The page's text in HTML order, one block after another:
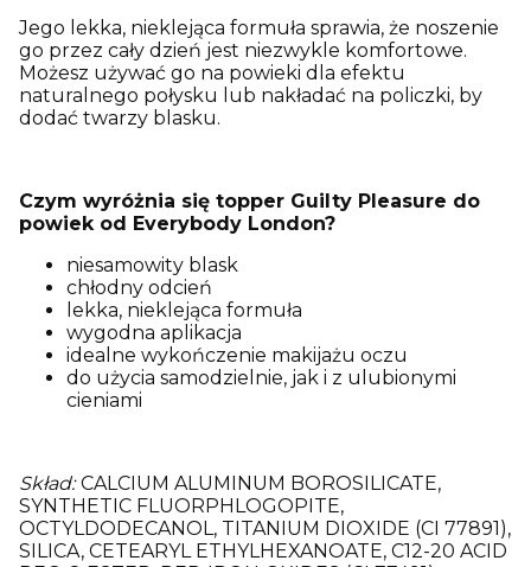
Jego lekka, nieklejąca formuła sprawia, że noszenie
go przez cały dzień jest niezwykle komfortowe.
Możesz używać go na powieki dla efektu
naturalnego połysku lub nakładać na policzki, by
dodać twarzy blasku.
Czym wyróżnia się topper Guilty Pleasure do
powiek od Everybody London?
niesamowity blask
chłodny odcień
lekka, nieklejąca formuła
wygodna aplikacja
idealne wykończenie makijażu oczu
do użycia samodzielnie, jak i z ulubionymi
cieniami
Skład: CALCIUM ALUMINUM BOROSILICATE,
SYNTHETIC FLUORPHLOGOPITE,
OCTYLDODECANOL, TITANIUM DIOXIDE (CI 77891),
SILICA, CETEARYL ETHYLHEXANOATE, C12-20 ACID